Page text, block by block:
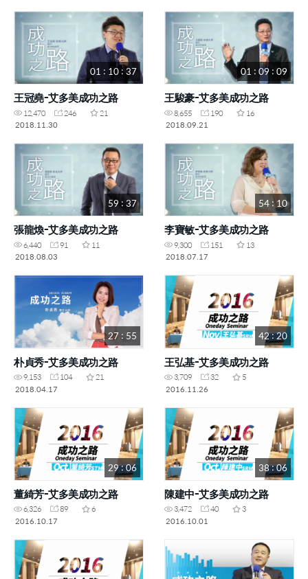
01 : 10 : 37
王冠堯-艾多美成功之路
12,470 246
21
2018.11.30
01 : 09 : 09
王駿豪-艾多美成功之路
8,655 190
16
2018.09.21
59 : 37
張龍煥-艾多美成功之路
6,440 91
11
2018.08.03
54 : 10
李寶敏-艾多美成功之路
9,300 151
13
2018.07.17
27 : 55
朴貞秀-艾多美成功之路
9,153 104
21
2018.04.17
42 : 20
王弘基-艾多美成功之路
3,709 32
5
2016.11.26
29 : 06
董綺芳-艾多美成功之路
6,326 89
6
2016.10.17
38 : 06
陳建中-艾多美成功之路
3,472 40
3
2016.10.01